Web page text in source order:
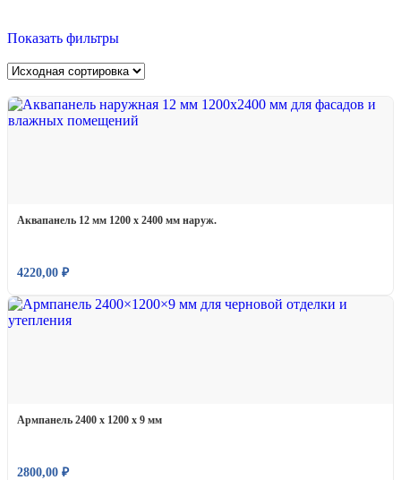
Показать фильтры
Аквапанель 12 мм 1200 х 2400 мм наруж.
4220,00 ₽
Армпанель 2400 х 1200 х 9 мм
2800,00 ₽